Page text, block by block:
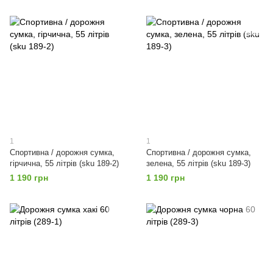
1
Спортивна / дорожня сумка,
гірчична, 55 літрів (sku 189-2)
1 190 грн
1
Спортивна / дорожня сумка,
зелена, 55 літрів (sku 189-3)
1 190 грн